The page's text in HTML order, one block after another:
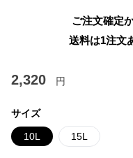
ご注文確定
送料は1注文
2,320 円
サイズ
10L 15L